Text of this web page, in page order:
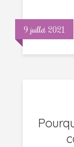
9 juillet 2021